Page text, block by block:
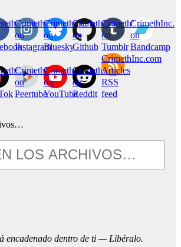
Crimethinc.
on
Instagram
Crimethinc.
on
Bluesky
CrimethInc.
on
Github
CrimethInc.
on
Tumblr
CrimethInc.
on
Bandcamp
CrimethInc.
on
Peertube
CrimethInc.
on
YouTube
CrimethInc.
on
Reddit
CrimethInc.com
Articles
RSS
feed
encadenado dentro de ti — Libéralo.